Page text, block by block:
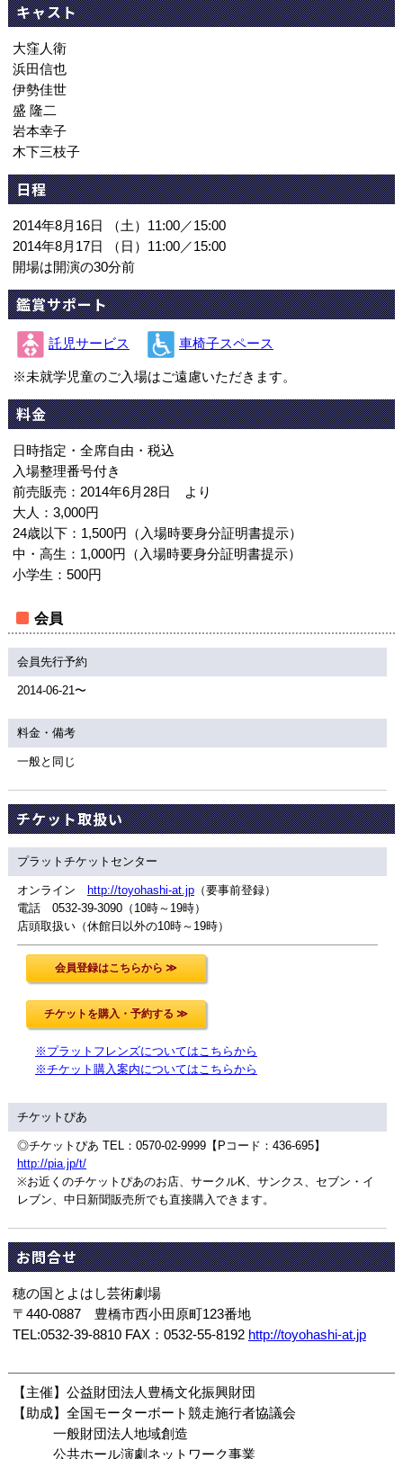
キャスト
大窪人衛
浜田信也
伊勢佳世
盛 隆二
岩本幸子
木下三枝子
日程
2014年8月16日 （土）11:00／15:00
2014年8月17日 （日）11:00／15:00
開場は開演の30分前
鑑賞サポート
託児サービス 車椅子スペース
※未就学児童のご入場はご遠慮いただきます。
料金
日時指定・全席自由・税込
入場整理番号付き
前売販売：2014年6月28日 より
大人：3,000円
24歳以下：1,500円（入場時要身分証明書提示）
中・高生：1,000円（入場時要身分証明書提示）
小学生：500円
会員
会員先行予約
2014-06-21〜
料金・備考
一般と同じ
チケット取扱い
プラットチケットセンター
オンライン http://toyohashi-at.jp（要事前登録）
電話 0532-39-3090（10時～19時）
店頭取扱い（休館日以外の10時～19時）
※プラットフレンズについてはこちらから
※チケット購入案内についてはこちらから
チケットぴあ
◎チケットぴあ TEL：0570-02-9999【Pコード：436-695】
http://pia.jp/t/
※お近くのチケットぴあのお店、サークルK、サンクス、セブン・イ
レブン、中日新聞販売所でも直接購入できます。
お問合せ
穂の国とよはし芸術劇場
〒440-0887 豊橋市西小田原町123番地
TEL:0532-39-8810 FAX：0532-55-8192 http://toyohashi-at.jp
【主催】公益財団法人豊橋文化振興財団
【助成】全国モーターボート競走施行者協議会
一般財団法人地域創造
公共ホール演劇ネットワーク事業